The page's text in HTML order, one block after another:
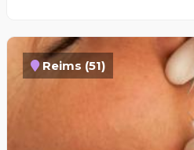
Reims (51)